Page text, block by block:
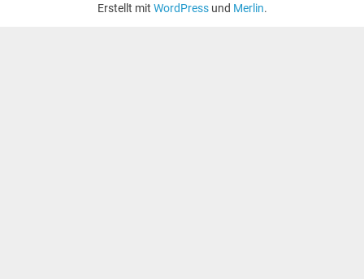
Erstellt mit WordPressund Merlin.